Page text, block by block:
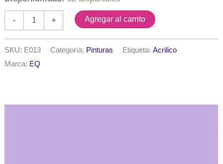
-
decorativo
50
cc.
Blanco
+ Agregar al carrito
SKU: E013 Categoría: Pinturas Etiqueta:Acrilico
Marca: EQ